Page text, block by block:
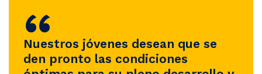
“
Nuestros jóvenes desean que se
den pronto las condiciones